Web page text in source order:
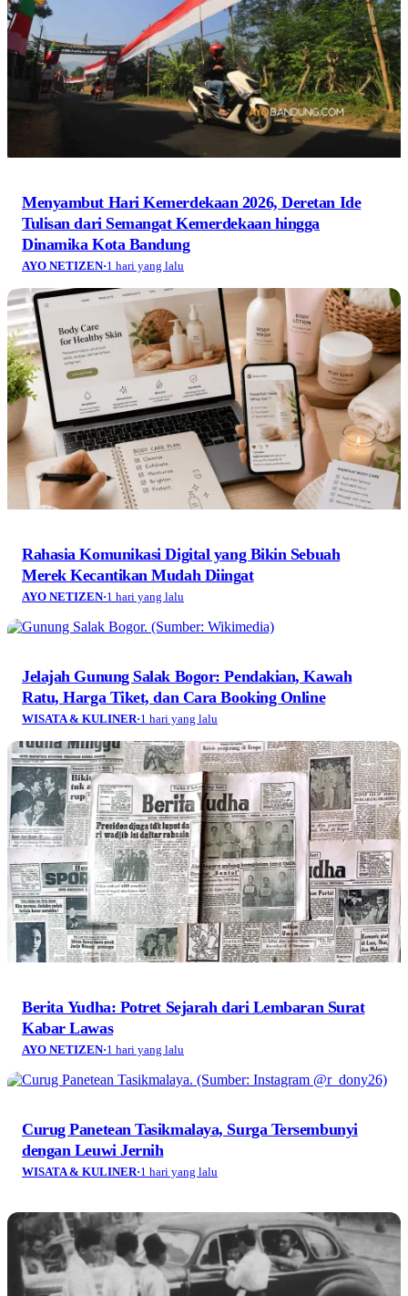
Menyambut Hari Kemerdekaan 2026, Deretan Ide
Tulisan dari Semangat Kemerdekaan hingga
Dinamika Kota Bandung
AYO NETIZEN·1 hari yang lalu
Rahasia Komunikasi Digital yang Bikin Sebuah
Merek Kecantikan Mudah Diingat
AYO NETIZEN·1 hari yang lalu
Jelajah Gunung Salak Bogor: Pendakian, Kawah
Ratu, Harga Tiket, dan Cara Booking Online
WISATA & KULINER·1 hari yang lalu
Berita Yudha: Potret Sejarah dari Lembaran Surat
Kabar Lawas
AYO NETIZEN·1 hari yang lalu
Curug Panetean Tasikmalaya, Surga Tersembunyi
dengan Leuwi Jernih
WISATA & KULINER·1 hari yang lalu